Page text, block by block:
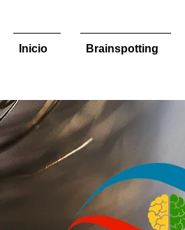
Inicio Brainspotting